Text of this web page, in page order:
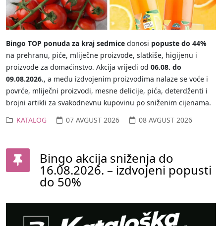
Bingo TOP ponuda za kraj sedmice donosi popuste do 44%
na prehranu, piće, mliječne proizvode, slatkiše, higijenu i
proizvode za domaćinstvo. Akcija vrijedi od 06.08. do
09.08.2026., a među izdvojenim proizvodima nalaze se voće i
povrće, mliječni proizvodi, mesne delicije, pića, deterdženti i
brojni artikli za svakodnevnu kupovinu po sniženim cijenama.
KATALOG
07 AVGUST 2026 08 AVGUST 2026
Bingo akcija sniženja do
16.08.2026. – izdvojeni popusti
do 50%